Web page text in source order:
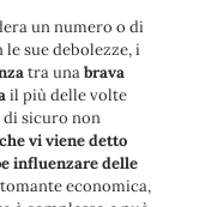
un numero o di
sue debolezze, i
tra unabrava
il più delle volte
di sicuro non
vi viene detto
influenzare delle
economica,